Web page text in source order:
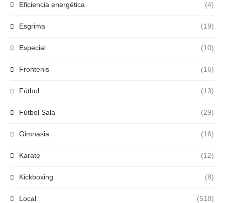
Eficiencia energética (4)
Esgrima (19)
Especial (10)
Frontenis (16)
Fútbol (13)
Fútbol Sala (29)
Gimnasia (16)
Karate (12)
Kickboxing (8)
Local (518)